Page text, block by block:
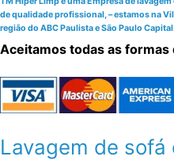
de qualidade profissional, – estamos na
região do ABC Paulista e São Paulo
Aceitamos todas as formas
Lavagem de sofá